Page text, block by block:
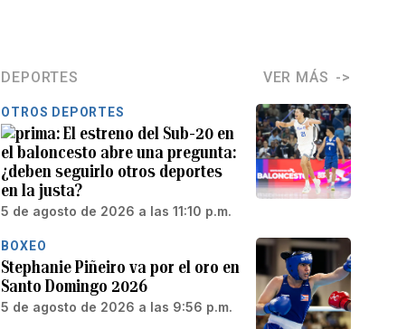
DEPORTES VER MÁS
OTROS DEPORTES
El estreno del Sub-20 en
el baloncesto abre una pregunta:
¿deben seguirlo otros deportes
en la justa?
5 de agosto de 2026 a las 11:10 p.m.
BOXEO
Stephanie Piñeiro va por el oro en
Santo Domingo 2026
5 de agosto de 2026 a las 9:56 p.m.